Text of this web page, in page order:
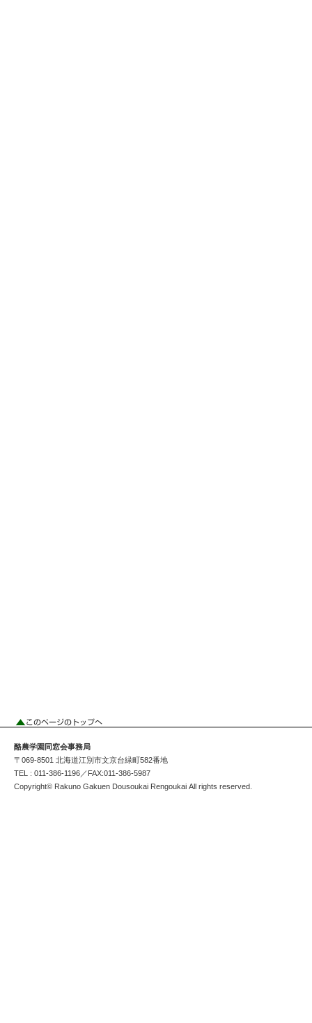
酪農学園同窓会事務局
〒069-8501 北海道江別市文京台緑町582番地
TEL : 011-386-1196／FAX:011-386-5987
Copyright© Rakuno Gakuen Dousoukai Rengoukai All rights reserved.